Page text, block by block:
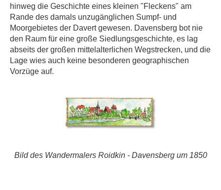
hinweg die Geschichte eines kleinen "Fleckens" am
Rande des damals unzugänglichen Sumpf- und
Moorgebietes der Davert gewesen. Davensberg bot nie
den Raum für eine große Siedlungsgeschichte, es lag
abseits der großen mittelalterlichen Wegstrecken, und die
Lage wies auch keine besonderen geographischen
Vorzüge auf.
Bild des Wandermalers Roidkin - Davensberg um 1850